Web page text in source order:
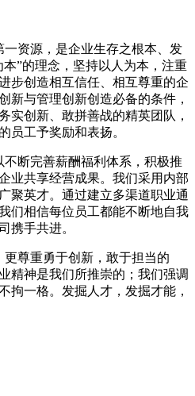
资源，是企业生存之根本、发
”的理念，坚持以人为本，注重
步创造相互信任、相互尊重的企
新与管理创新创造必备的条件，
实创新、敢拼善战的精英团队，
员工予奖励和表扬。
断完善薪酬福利体系，积极推
业共享经营成果。我们采用内部
聚英才。通过建立多渠道职业通
们相信每位员工都能不断地自我
携手共进。
尊重勇于创新，敢于担当的
精神是我们所推崇的；我们强调
拘一格。发掘人才，发掘才能，